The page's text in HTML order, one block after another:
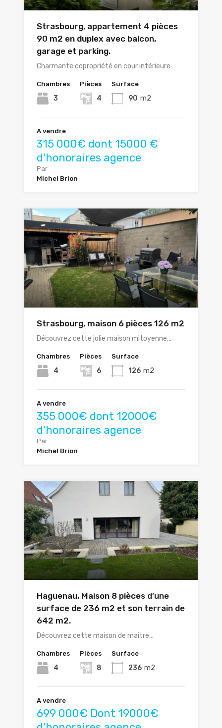
Strasbourg, appartement 4 pièces
90 m2 en duplex avec balcon,
garage et parking.
Charmante copropriété en cour intérieure…
Chambres
3
Pièces
4
Surface
90 m2
A vendre
315 000€ dont 15000 €
d'honoraires agence
Par
Michel Brion
Strasbourg, maison 6 pièces 126 m2
Découvrez cette jolie maison mitoyenne…
Chambres
4
Pièces
6
Surface
126 m2
A vendre
355 000€ dont 12000€
d'honoraires agence
Par
Michel Brion
Haguenau, Maison 8 pièces d’une
surface de 236 m2 et son terrain de
642 m2.
Découvrez cette maison de maître…
Chambres
4
Pièces
8
Surface
236 m2
A vendre
699 000€ Dont 19000€